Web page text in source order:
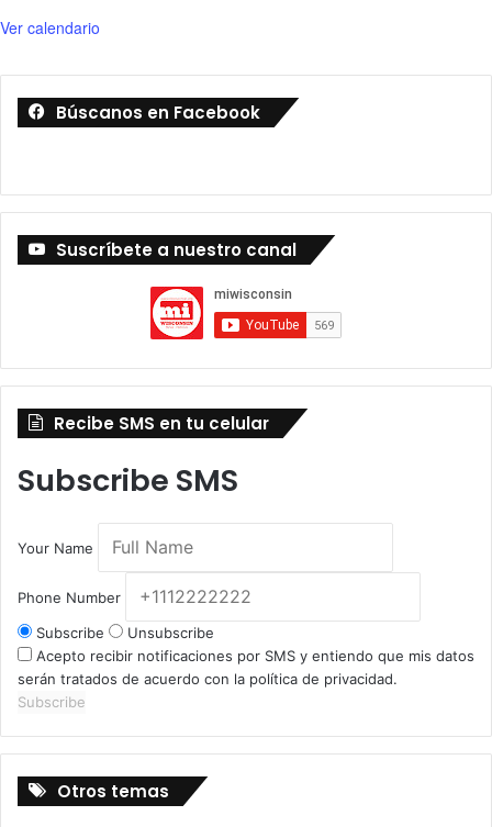
Ver calendario
Búscanos en Facebook
Suscríbete a nuestro canal
Recibe SMS en tu celular
Subscribe SMS
Your Name
Phone Number
Subscribe
Unsubscribe
Acepto recibir notificaciones por SMS y entiendo que mis datos
serán tratados de acuerdo con la política de privacidad.
Subscribe
Otros temas